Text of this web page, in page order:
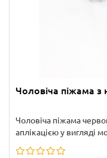
Чоловіча піжама
Чоловіча піжама
аплікацією у вигляді